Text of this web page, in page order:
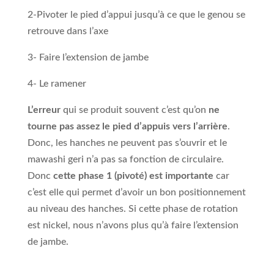
2-Pivoter le pied d’appui jusqu’à ce que le genou se
retrouve dans l’axe
3- Faire l’extension de jambe
4- Le ramener
L’erreur qui se produit souvent c’est qu’on ne
tourne pas assez le pied d’appuis vers l’arrière.
Donc, les hanches ne peuvent pas s’ouvrir et le
mawashi geri n’a pas sa fonction de circulaire.
Donc cette phase 1 (pivoté) est importante car
c’est elle qui permet d’avoir un bon positionnement
au niveau des hanches. Si cette phase de rotation
est nickel, nous n’avons plus qu’à faire l’extension
de jambe.